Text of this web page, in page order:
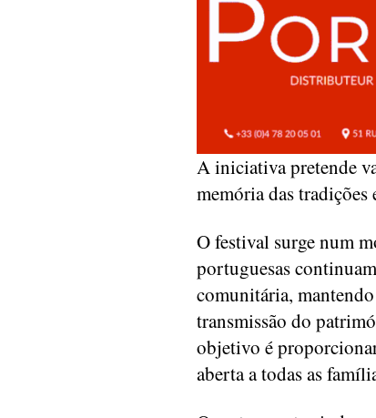
A iniciativa pretende
memória das tradições
O festival surge num
portuguesas
comunitária,
transmissão do
objetivo é
aberta a todas as